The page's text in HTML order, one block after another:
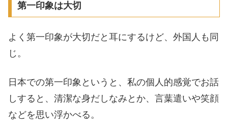
第一印象は大切
よく第一印象が大切だと耳にするけど、外国人も同
じ。
日本での第一印象というと、私の個人的感覚でお話
しすると、清潔な身だしなみとか、言葉遣いや笑顔
などを思い浮かべる。